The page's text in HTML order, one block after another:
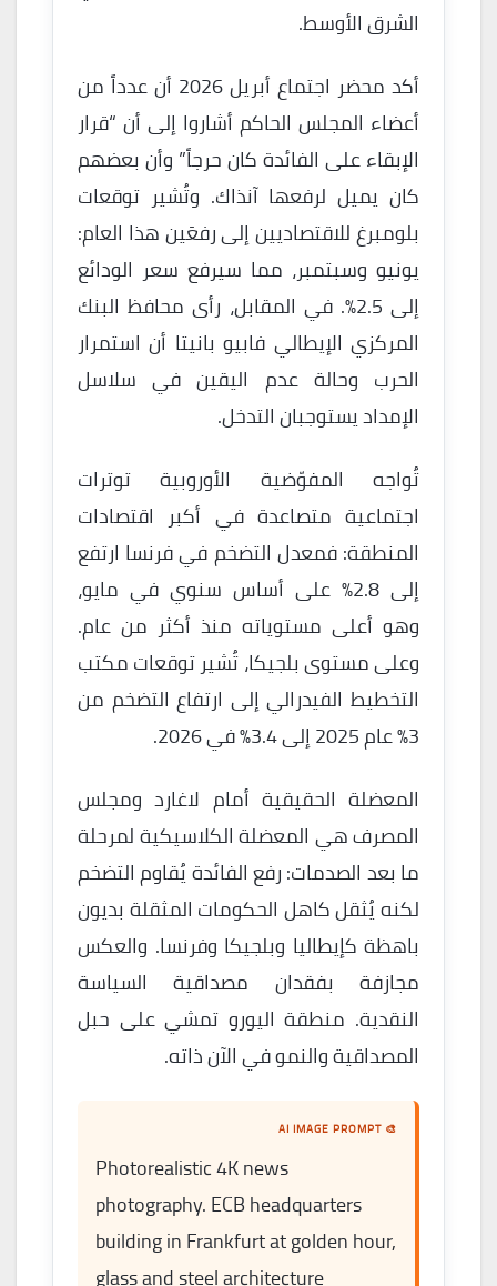
الشرق الأوسط.
أكد محضر اجتماع أبريل 2026 أن عدداً من
أعضاء المجلس الحاكم أشاروا إلى أن “قرار
الإبقاء على الفائدة كان حرجاً” وأن بعضهم
كان يميل لرفعها آنذاك. وتُشير توقعات
بلومبرغ للاقتصاديين إلى رفعَين هذا العام:
يونيو وسبتمبر، مما سيرفع سعر الودائع
إلى 2.5%. في المقابل، رأى محافظ البنك
المركزي الإيطالي فابيو بانيتا أن استمرار
الحرب وحالة عدم اليقين في سلاسل
الإمداد يستوجبان التدخل.
تُواجه المفوّضية الأوروبية توترات
اجتماعية متصاعدة في أكبر اقتصادات
المنطقة: فمعدل التضخم في فرنسا ارتفع
إلى 2.8% على أساس سنوي في مايو،
وهو أعلى مستوياته منذ أكثر من عام.
وعلى مستوى بلجيكا، تُشير توقعات مكتب
التخطيط الفيدرالي إلى ارتفاع التضخم من
3% عام 2025 إلى 3.4% في 2026.
المعضلة الحقيقية أمام لاغارد ومجلس
المصرف هي المعضلة الكلاسيكية لمرحلة
ما بعد الصدمات: رفع الفائدة يُقاوم التضخم
لكنه يُثقل كاهل الحكومات المثقلة بديون
باهظة كإيطاليا وبلجيكا وفرنسا. والعكس
مجازفة بفقدان مصداقية السياسة
النقدية. منطقة اليورو تمشي على حبل
المصداقية والنمو في الآن ذاته.
🎨 AI IMAGE PROMPT
Photorealistic 4K news
photography. ECB headquarters
building in Frankfurt at golden hour,
glass and steel architecture